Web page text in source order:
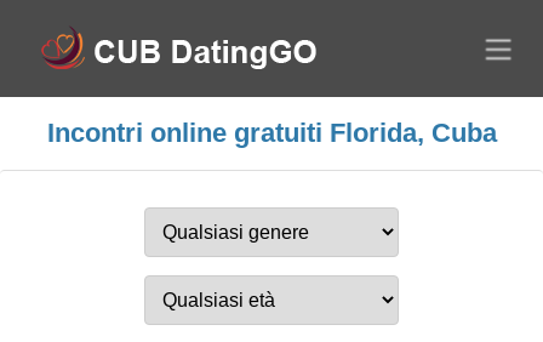
Incontri online gratuiti Florida, Cuba